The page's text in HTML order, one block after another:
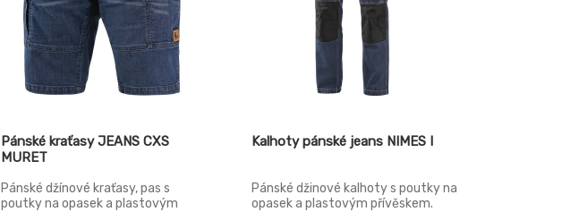
Pánské kraťasy JEANS CXS
MURET
Pánské džínové kraťasy, pas s
poutky na opasek a plastovým
Kalhoty pánské jeans NIMES I
Pánské džinové kalhoty s poutky na
opasek a plastovým přívěskem.